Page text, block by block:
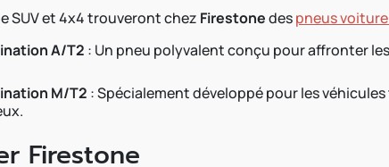
SUV et 4x4 trouveront chez Firestonedespneus
A/T2 : Un pneu polyvalent conçu pour affronter
M/T2 : Spécialement développé pour les
Firestone